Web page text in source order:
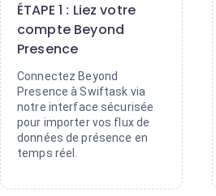
ÉTAPE 1 : Liez votre
compte Beyond
Presence
Connectez Beyond
Presence à Swiftask via
notre interface sécurisée
pour importer vos flux de
données de présence en
temps réel.